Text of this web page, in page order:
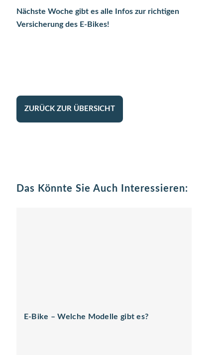
Nächste Woche gibt es alle Infos zur richtigen
Versicherung des E-Bikes!
ZURÜCK ZUR ÜBERSICHT
Das Könnte Sie Auch Interessieren:
E-Bike – Welche Modelle gibt es?